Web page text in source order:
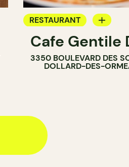
RESTAURANT
CAFÉ
Cafe Gentile
3350 BOULEVARD DES
DOLLARD-DES-